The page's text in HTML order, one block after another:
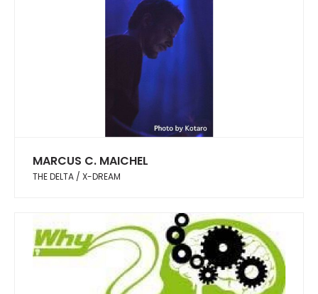
MARCUS C. MAICHEL
THE DELTA / X-DREAM